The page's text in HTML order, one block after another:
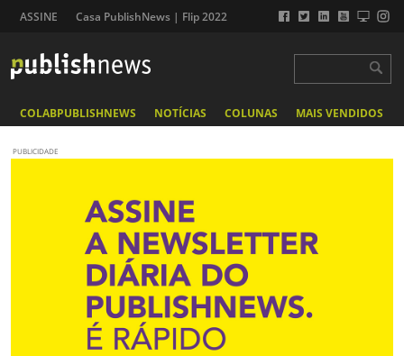
ASSINE Casa PublishNews | Flip 2022
COLABPUBLISHNEWS NOTÍCIAS COLUNAS MAIS VENDIDOS
PUBLICIDADE